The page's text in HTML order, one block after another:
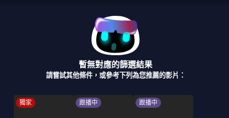
暫無對應的篩選結果
請嘗試其他條件，或參考下列為您推薦的影片：
獨家 跟播中 跟播中